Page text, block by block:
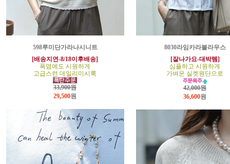
598루미단가라나시니트
[배송지연-8/18이후배송]
폭염에도 시원하게
고급스런 데일리미시룩
33,900원
29,500원
8030라임카라블라우스
[잘나가요-대박템]
심플하고 시원하게
가벼운 실켓원단으로
42,000원
36,600원